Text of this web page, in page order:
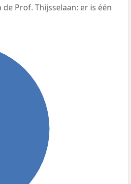
Prof. Thijsselaan: er is één